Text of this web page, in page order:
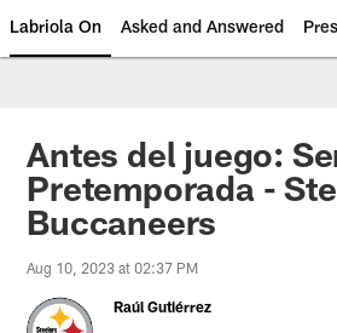
Labriola On Asked and Answered
Antes del juego:
Pretemporada -
Buccaneers
Aug 10, 2023 at 02:37 PM
Raúl Gutiérrez